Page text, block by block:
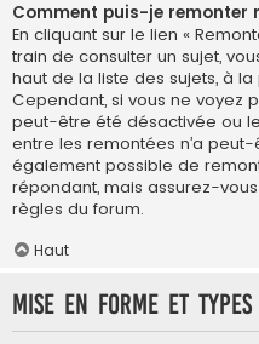
Comment puis-je remonter
En cliquant sur le lien «
train de consulter un sujet,
haut de la liste des sujets, à
Cependant, si vous ne voyez
peut-être été désactivée ou
entre les remontées n’a
également possible de
répondant, mais assurez-
règles du forum.
Haut
Mise en forme et